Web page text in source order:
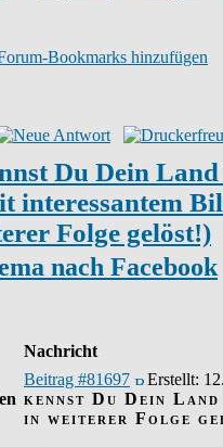
Bookmarks hinzufügen
Du Dein
interessantem
Folge gelöst!)
Nachricht
Beitrag #81697 Erstellt:
kennst Du Dein
in weiterer Folge